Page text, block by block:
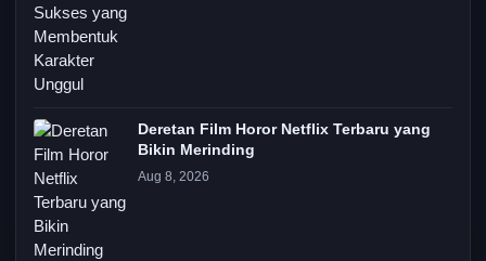
Deretan Film Horor Netflix Terbaru yang
Bikin Merinding
Aug 8, 2026